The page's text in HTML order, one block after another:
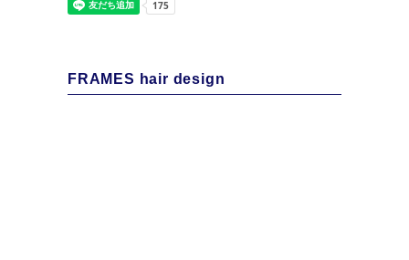
FRAMES hair design